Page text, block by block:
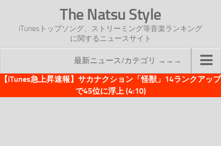
The Natsu Style
iTunesトップソング、ストリーミング等音楽ランキング
に関するニュースサイト
最新ニュース/カテゴリ →→→
TOP
【iTunes急上昇速報】サカナクション「怪獣」14ランクアップ
で45位に浮上 (4:10)